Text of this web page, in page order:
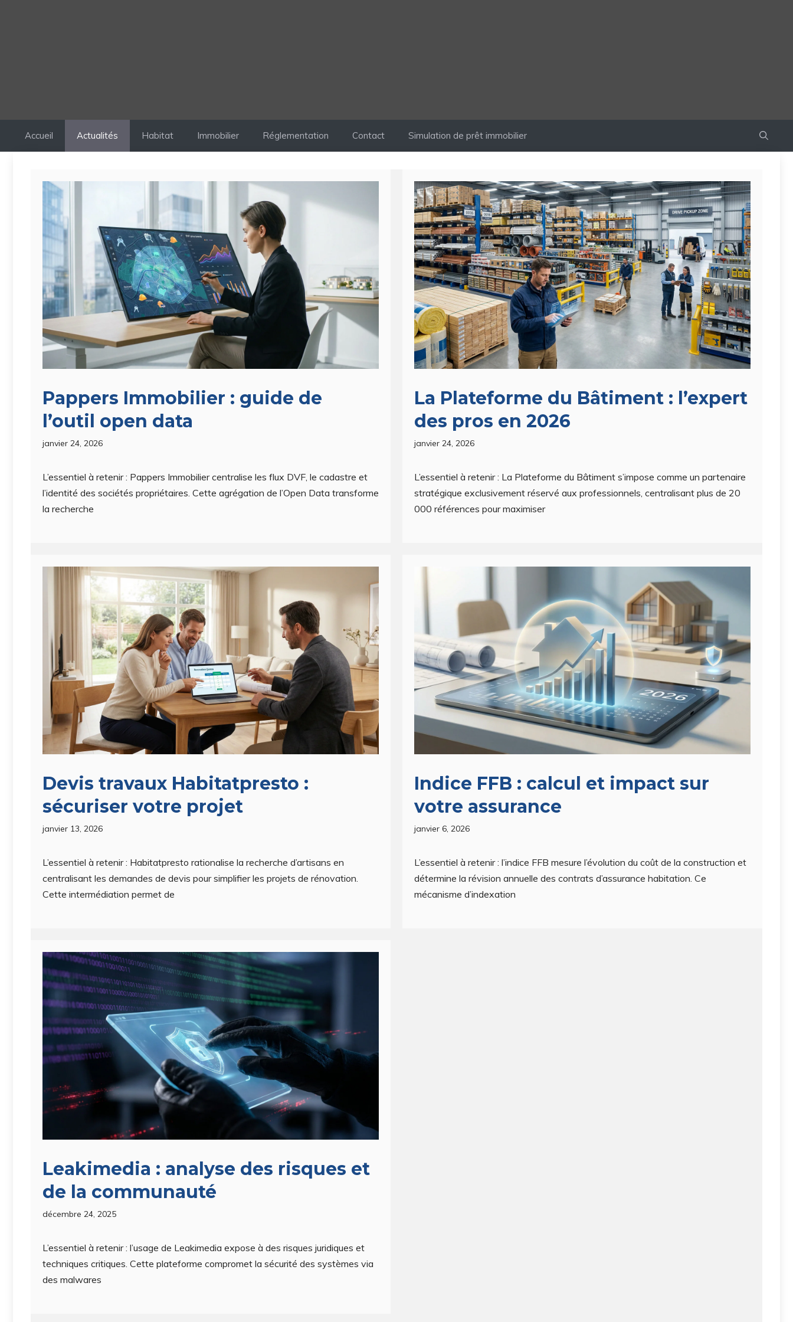
Accueil Actualités Habitat Immobilier Réglementation Contact Simulation de prêt immobilier
Pappers Immobilier : guide de
l’outil open data
janvier 24, 2026
L’essentiel à retenir : Pappers Immobilier centralise les flux DVF, le cadastre et
l’identité des sociétés propriétaires. Cette agrégation de l’Open Data transforme
la recherche
La Plateforme du Bâtiment : l’expert
des pros en 2026
janvier 24, 2026
L’essentiel à retenir : La Plateforme du Bâtiment s’impose comme un partenaire
stratégique exclusivement réservé aux professionnels, centralisant plus de 20
000 références pour maximiser
Devis travaux Habitatpresto :
sécuriser votre projet
janvier 13, 2026
L’essentiel à retenir : Habitatpresto rationalise la recherche d’artisans en
centralisant les demandes de devis pour simplifier les projets de rénovation.
Cette intermédiation permet de
Indice FFB : calcul et impact sur
votre assurance
janvier 6, 2026
L’essentiel à retenir : l’indice FFB mesure l’évolution du coût de la construction et
détermine la révision annuelle des contrats d’assurance habitation. Ce
mécanisme d’indexation
Leakimedia : analyse des risques et
de la communauté
décembre 24, 2025
L’essentiel à retenir : l’usage de Leakimedia expose à des risques juridiques et
techniques critiques. Cette plateforme compromet la sécurité des systèmes via
des malwares